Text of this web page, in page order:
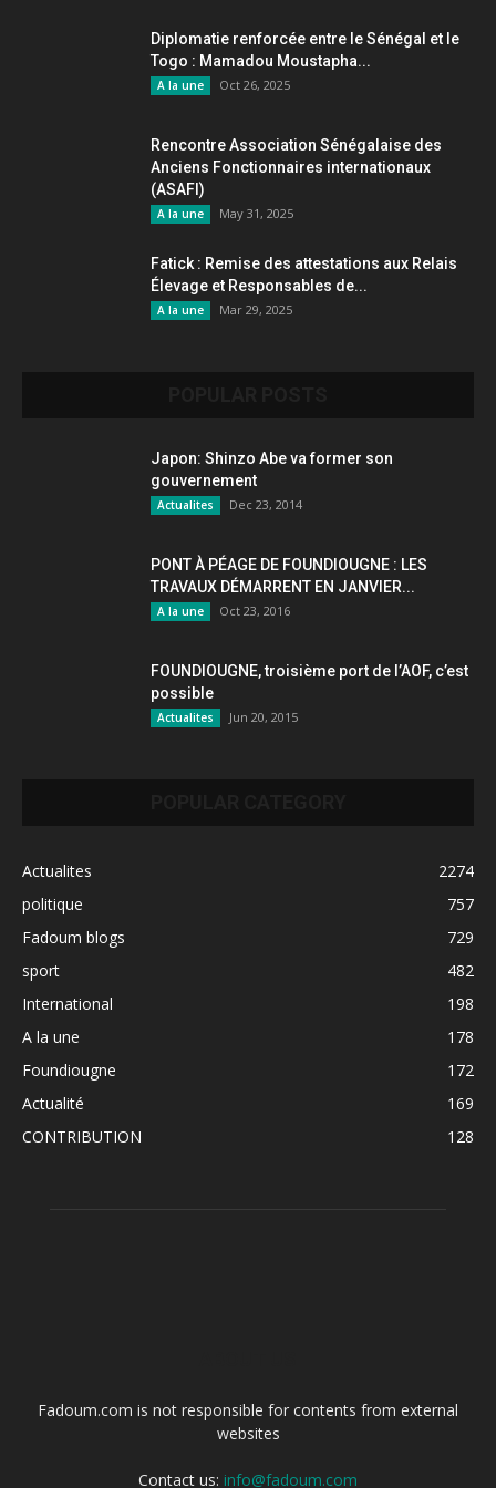
Diplomatie renforcée entre le Sénégal et le
Togo : Mamadou Moustapha...
A la une Oct 26, 2025
Rencontre Association Sénégalaise des
Anciens Fonctionnaires internationaux
(ASAFI)
A la une May 31, 2025
Fatick : Remise des attestations aux Relais
Élevage et Responsables de...
A la une Mar 29, 2025
Japon: Shinzo Abe va former son
gouvernement
Actualites Dec 23, 2014
PONT À PÉAGE DE FOUNDIOUGNE : LES
TRAVAUX DÉMARRENT EN JANVIER...
A la une Oct 23, 2016
FOUNDIOUGNE, troisième port de l’AOF, c’est
possible
Actualites Jun 20, 2015
Actualites
2274
politique
757
Fadoum blogs
729
sport
482
International
198
A la une
178
Foundiougne
172
Actualité
169
CONTRIBUTION
128
Fadoum.com is not responsible for contents from external
websites
Contact us: info@fadoum.com